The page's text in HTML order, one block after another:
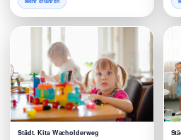
Städt. Kita Wacholderweg